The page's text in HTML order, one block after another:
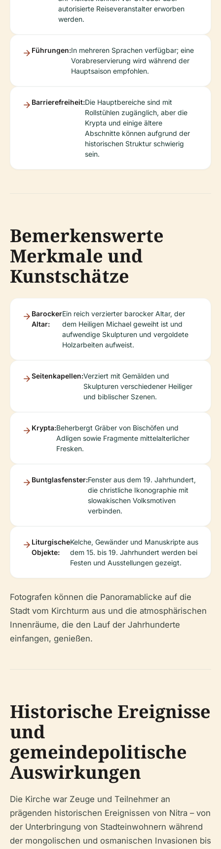
autorisierte Reiseveranstalter erworben
werden.
Führungen:In mehreren Sprachen verfügbar; eine
Vorabreservierung wird während der
Hauptsaison empfohlen.
Barrierefreiheit:Die Hauptbereiche sind mit
Rollstühlen zugänglich, aber die
Krypta und einige ältere
Abschnitte können aufgrund der
historischen Struktur schwierig
sein.
Bemerkenswerte
Merkmale und
Kunstschätze
Barocker
Altar:
Ein reich verzierter barocker Altar, der
dem Heiligen Michael geweiht ist und
aufwendige Skulpturen und vergoldete
Holzarbeiten aufweist.
Seitenkapellen:Verziert mit Gemälden und
Skulpturen verschiedener Heiliger
und biblischer Szenen.
Krypta:Beherbergt Gräber von Bischöfen und
Adligen sowie Fragmente mittelalterlicher
Fresken.
Buntglasfenster:Fenster aus dem 19. Jahrhundert,
die christliche Ikonographie mit
slowakischen Volksmotiven
verbinden.
Liturgische
Objekte:
Kelche, Gewänder und Manuskripte aus
dem 15. bis 19. Jahrhundert werden bei
Festen und Ausstellungen gezeigt.
Fotografen können die Panoramablicke auf die
Stadt vom Kirchturm aus und die atmosphärischen
Innenräume, die den Lauf der Jahrhunderte
einfangen, genießen.
Historische Ereignisse
und
gemeindepolitische
Auswirkungen
Die Kirche war Zeuge und Teilnehmer an
prägenden historischen Ereignissen von Nitra – von
der Unterbringung von Stadteinwohnern während
der mongolischen und osmanischen Invasionen bis